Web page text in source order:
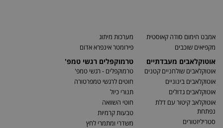
אמבט חימום סודה קאוסטית
מקפיאים שוכבים
אוטוקלאבים מעבדתיים
אוטוקלאבים שולחניים קטנים
אוטוקלאבים בינוניים
אוטוקלאבים גדולים
אוטוקלאב קיטור עם דלת
נפתחת
סטריליזטורים
מערכות מיתוג
פירומטר אינפרא אדום
טרמוקפלים רגשי טמפ'
טרמוקפלים - רגשי טמפ'
חוטים לרגשי טמפרטורה
תנורי כיול
חוטי השוואה
טבעות קרמיות
משדרי ומתמרי לחץ